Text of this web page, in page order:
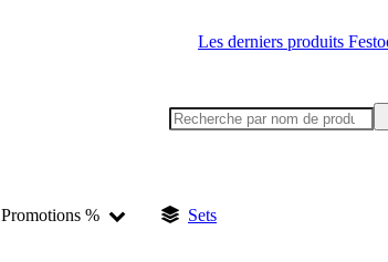
Les derniers produits
Promotions % Sets